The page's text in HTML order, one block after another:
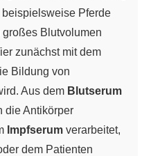
Pferde
Blutvolumen
zunächst mit dem
Bildung von
Aus dem Blutserum
die Antikörper
Impfserum verarbeitet,
dem Patienten